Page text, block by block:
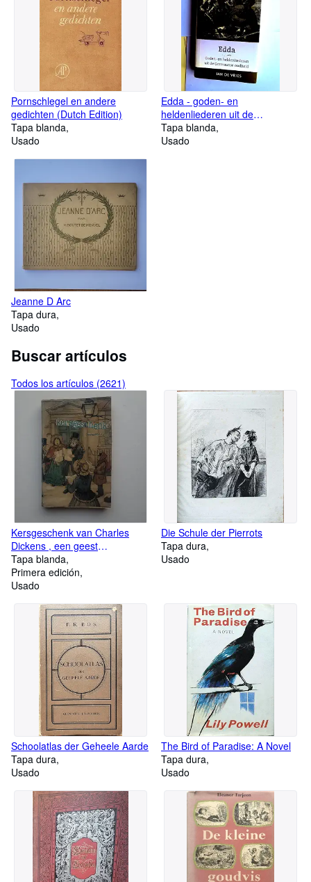
Pornschlegel en andere
gedichten (Dutch Edition)
Tapa blanda
Usado
Edda - goden- en
heldenliederen uit de
Germaanse oudheid
Tapa blanda
Usado
Jeanne D Arc
Tapa dura
Usado
Buscar artículos
Todos los artículos (2621)
Kersgeschenk van Charles
Dickens , een geest
verschijning
Tapa blanda
Primera edición
Usado
Die Schule der Pierrots
Tapa dura
Usado
Schoolatlas der Geheele Aarde
Tapa dura
Usado
The Bird of Paradise: A Novel
Tapa dura
Usado